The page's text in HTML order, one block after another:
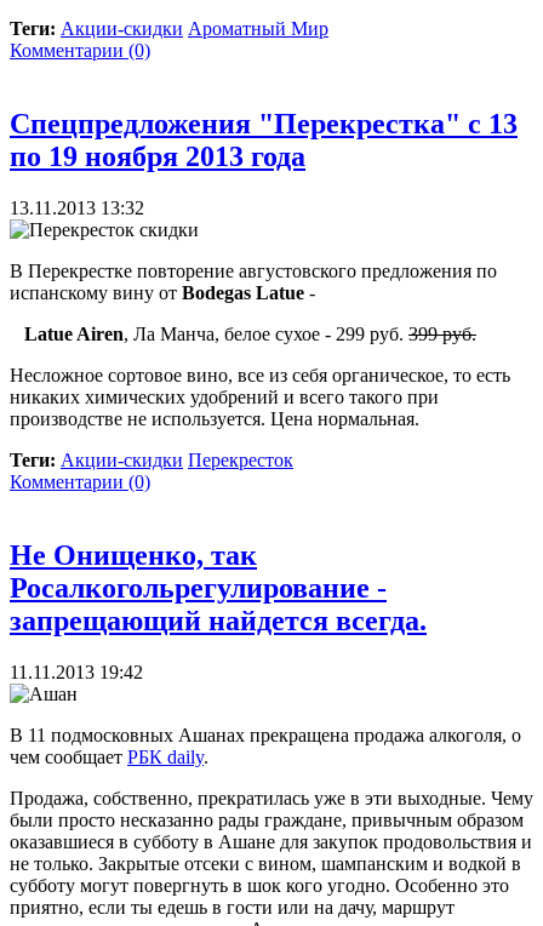
Теги: Акции-скидки Ароматный Мир
Комментарии (0)
Спецпредложения "Перекрестка" с 13
по 19 ноября 2013 года
13.11.2013 13:32
В Перекрестке повторение августовского предложения по
испанскому вину от Bodegas Latue -
Latue Airen, Ла Манча, белое сухое - 299 руб. 399 руб.
Несложное сортовое вино, все из себя органическое, то есть
никаких химических удобрений и всего такого при
производстве не используется. Цена нормальная.
Теги: Акции-скидки Перекресток
Комментарии (0)
Не Онищенко, так
Росалкогольрегулирование -
запрещающий найдется всегда.
11.11.2013 19:42
В 11 подмосковных Ашанах прекращена продажа алкоголя, о
чем сообщает РБК daily.
Продажа, собственно, прекратилась уже в эти выходные. Чему
были просто несказанно рады граждане, привычным образом
оказавшиеся в субботу в Ашане для закупок продовольствия и
не только. Закрытые отсеки с вином, шампанским и водкой в
субботу могут повергнуть в шок кого угодно. Особенно это
приятно, если ты едешь в гости или на дачу, маршрут